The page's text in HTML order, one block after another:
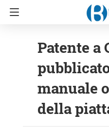
Patente a
manuale
della